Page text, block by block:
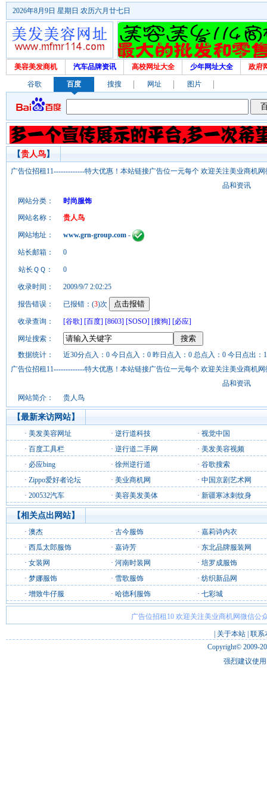
2026年8月9日 星期日 农历六月廿七日
美容美发商机 汽车品牌资讯 高校网址大全 少年网址大全 政府
谷歌 百度 搜搜 网址 图片
【贵人鸟】
广告位招租11-------------特大优惠！本站链接广告位一元每个 欢迎关注美业商机
品和资讯
网站分类：
时尚服饰
网站名称：
贵人鸟
网站地址： www.grn-group.com -
站长邮箱： 0
站长ＱＱ： 0
收录时间： 2009/9/7 2:02:25
报告错误： 已报错：(3)次
收录查询： [谷歌] [百度] [8603] [SOSO] [搜狗] [必应]
网址搜索：
数据统计：
近30分点入：0 今日点入：0 昨日点入：0 总点入：0 今日点出：
广告位招租11-------------特大优惠！本站链接广告位一元每个 欢迎关注美业商机
品和资讯
网站简介：
贵人鸟
【最新来访网站】
· 美发美容网址 · 逆行道科技 · 视觉中国
· 百度工具栏 · 逆行道二手网 · 美发美容视频
· 必应bing · 徐州逆行道 · 谷歌搜索
· Zippo爱好者论坛 · 美业商机网 · 中国京剧艺术网
· 200532汽车 · 美容美发美体 · 新疆寒冰刺纹身
【相关点出网站】
· 澳杰 · 古今服饰 · 嘉莉诗内衣
· 西瓜太郎服饰 · 嘉诗芳 · 东北品牌服装网
· 女装网 · 河南时装网 · 培罗成服饰
· 梦娜服饰 · 雪歌服饰 · 纺织新品网
· 增致牛仔服 · 哈德利服饰 · 七彩城
广告位招租10 欢迎关注美业商机网微信公
关于本站 联系
Copyright© 2009-
强烈建议使